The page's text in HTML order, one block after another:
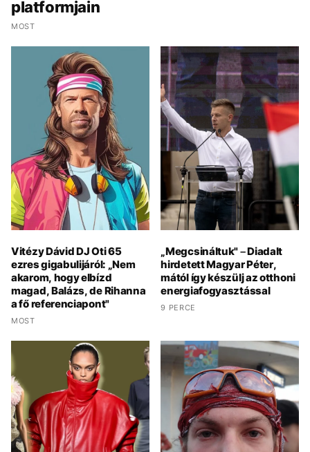
platformjain
MOST
Vitézy Dávid DJ Oti 65
ezres gigabulijáról: „Nem
akarom, hogy elbízd
magad, Balázs, de Rihanna
a fő referenciapont"
MOST
„Megcsináltuk" – Diadalt
hirdetett Magyar Péter,
mától így készülj az otthoni
energiafogyasztással
9 PERCE